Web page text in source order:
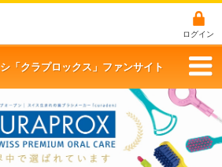
ログイン
「クラプロックス」ファンサイト